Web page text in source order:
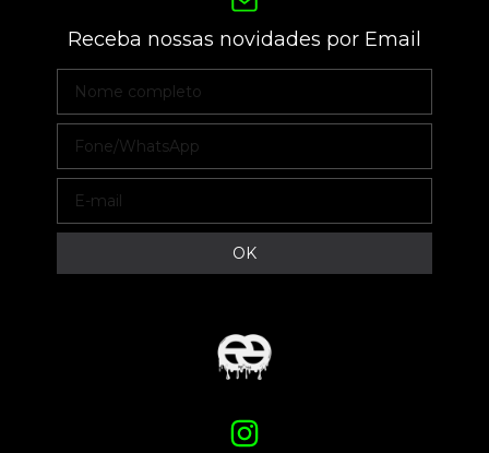
Receba nossas novidades por Email